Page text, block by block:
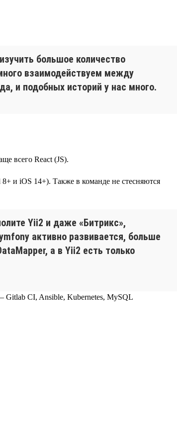
большое количество
взаимодействуем между
и подобных историй у нас много.
всего React (JS).
и iOS 14+). Также в команде не стесняются
Yii2 и даже «Битрикс»,
активно развивается, больше
а в Yii2 есть только
Gitlab CI, Ansible, Kubernetes, MySQL